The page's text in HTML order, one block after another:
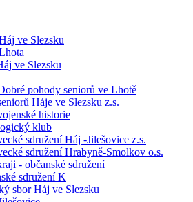
ve Slezsku
ve Slezsku
pohody seniorů ve Lhotě
Háje ve Slezsku z.s.
historie
klub
sdružení Háj -Jilešovice z.s.
sdružení Hrabyně-Smolkov o.s.
- občanské sdružení
sdružení K
sbor Háj ve Slezsku